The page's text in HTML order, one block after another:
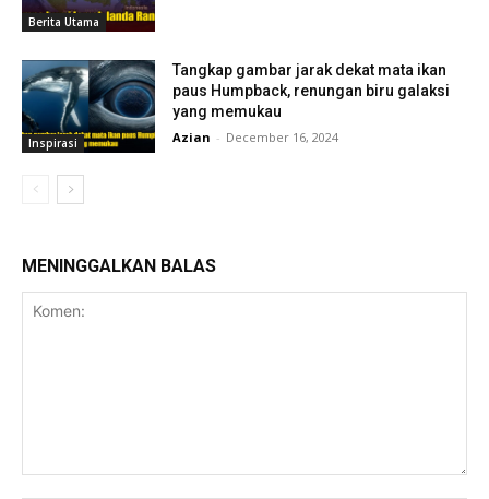
Berita Utama
Inspirasi
Tangkap gambar jarak dekat mata ikan
paus Humpback, renungan biru galaksi
yang memukau
Azian - December 16, 2024
MENINGGALKAN BALAS